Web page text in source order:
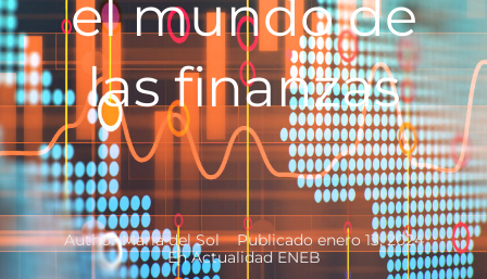
el mundo de
las finanzas
AuthorMaria del Sol Publicadoenero 13, 2024
En Actualidad ENEB